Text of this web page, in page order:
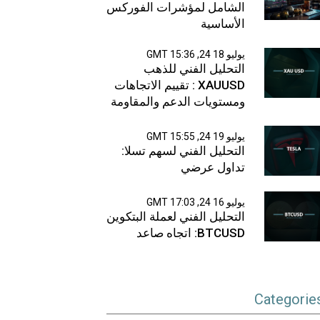
الشامل لمؤشرات الفوركس
الأساسية
يوليو 18 24, 15:36 GMT
التحليل الفني للذهب
XAUUSD : تقييم الاتجاهات
ومستويات الدعم والمقاومة
يوليو 19 24, 15:55 GMT
التحليل الفني لسهم تسلا:
تداول عرضي
يوليو 16 24, 17:03 GMT
التحليل الفني لعملة البتكوين
BTCUSD: اتجاه صاعد